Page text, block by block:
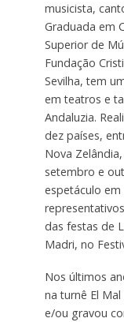
musicista,
Graduada em
Superior de
Fundação
Sevilha, tem
em teatros e
Andaluzia.
dez países,
Nova
setembro e
espetáculo
das festas de
Madri, no
Nos últimos
na turnê El
e/ou gravou